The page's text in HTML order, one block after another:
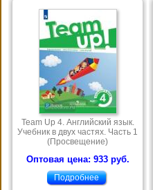
Team Up 4. Английский язык.
Учебник в двух частях. Часть 1
(Просвещение)
Оптовая цена: 933 руб.
Подробнее